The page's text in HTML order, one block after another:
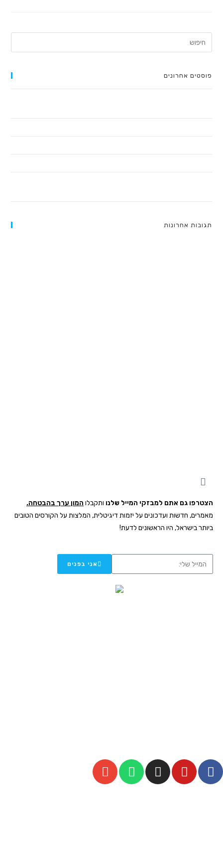
פוסטים אחרונים
תגובות אחרונות
הצטרפו גם אתם למבזקי המייל שלנו ותקבלו המון ערך בהבטחה.
מאמרים, חדשות ועדכונים על יזמות דיגיטלית, המלצות על הקורסים הטובים
ביותר בישראל, היו הראשונים לדעת!
אני בפנים